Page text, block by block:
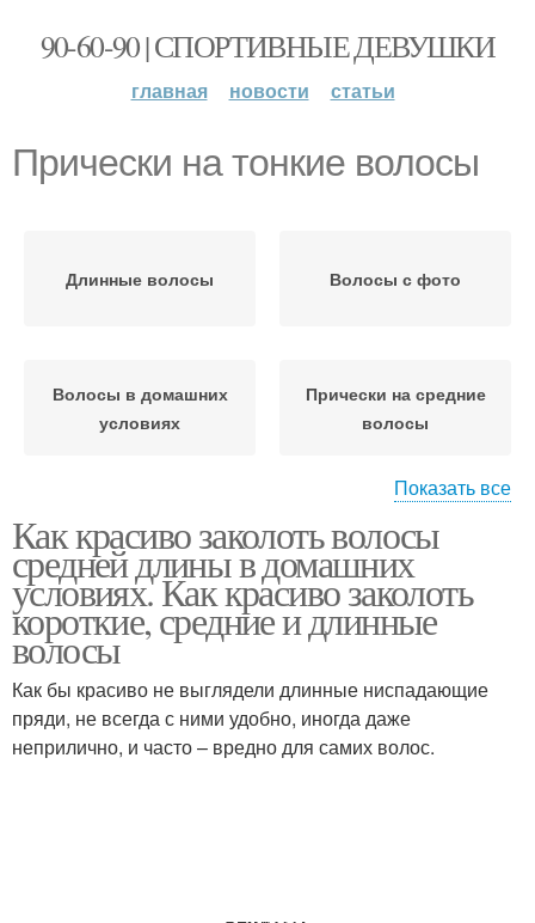
90-60-90 | СПОРТИВНЫЕ ДЕВУШКИ
главная новости статьи
Прически на тонкие волосы
Длинные волосы Волосы с фото
Волосы в домашних
условиях
Прически на средние
волосы
волосы
Простые прически
Показать все
Как красиво заколоть волосы
средней длины в домашних
условиях. Как красиво заколоть
короткие, средние и длинные
волосы
Как бы красиво не выглядели длинные ниспадающие
пряди, не всегда с ними удобно, иногда даже
неприлично, и часто – вредно для самих волос.